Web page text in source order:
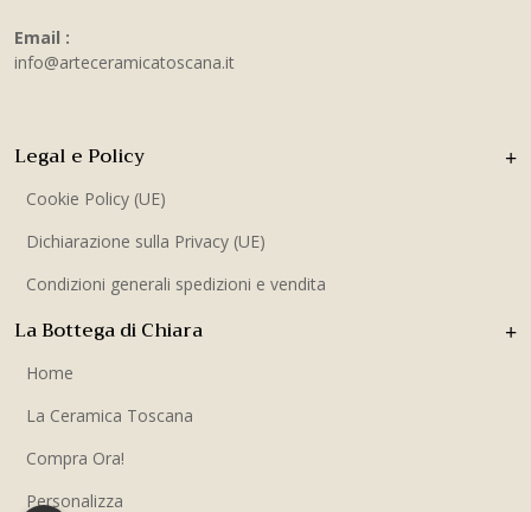
Email :
info@arteceramicatoscana.it
La Bottega di Chiara
Home
La Ceramica Toscana
Compra Ora!
Personalizza
Legal e Policy
Cookie Policy (UE)
Dichiarazione sulla Privacy (UE)
Condizioni generali spedizioni e vendita